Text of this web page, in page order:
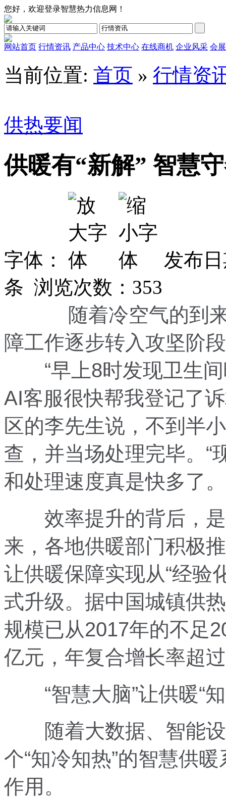
您好，欢迎登录智慧热力信息网！
网站首页 行情资讯 产品中心 技术中心 在线商机 企业风采 会
当前位置: 首页 » 行情资
供热要闻
供暖有“新解” 智慧
字体：
发布
条 浏览次数： 353
随着冷空气的到来
障工作逐步转入攻坚阶
“早上8时发现卫生间
AI客服很快帮我登记了
区的李先生说，不到半
查，并当场处理完毕。“
和处理速度真是快多了。
效率提升的背后，是
来，各地供暖部门积极
让供暖保障实现从“经验
式升级。据中国城镇供
规模已从2017年的不足
亿元，年复合增长率超
“智慧大脑”让供暖“知
随着大数据、智能设
个“知冷知热”的智慧供
作用。